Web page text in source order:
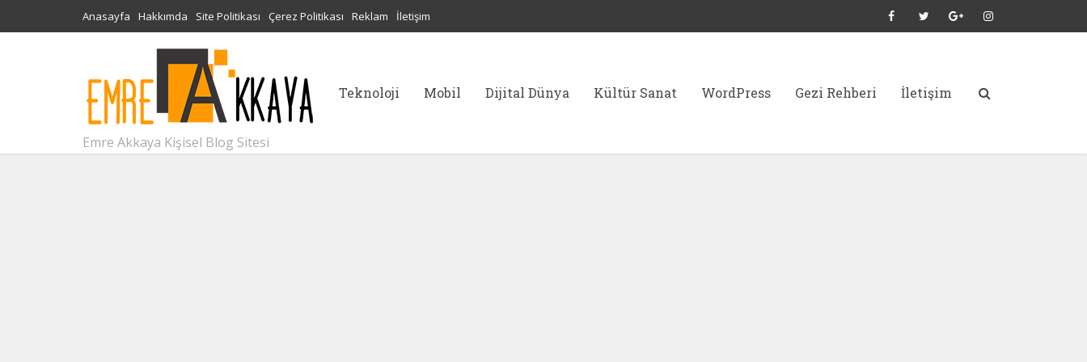
Anasayfa Hakkımda Site Politikası Çerez Politikası Reklam İletişim
Emre Akkaya Kişisel Blog Sitesi
Teknoloji Mobil Dijital Dünya Kültür Sanat WordPress Gezi Rehberi İletişim